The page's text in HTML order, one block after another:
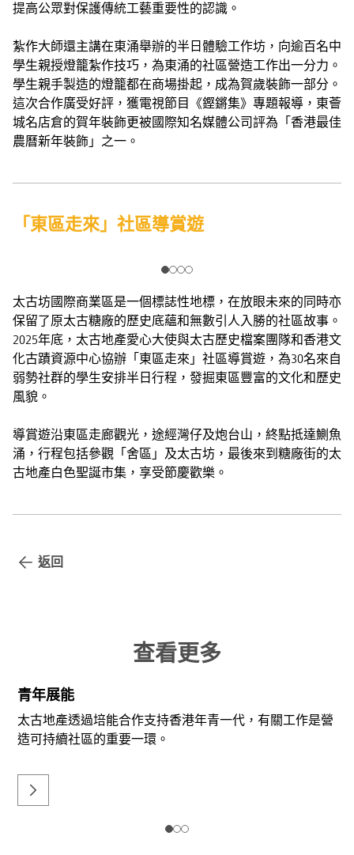
提高公眾對保護傳統工藝重要性的認識。
紮作大師還主講在東涌舉辦的半日體驗工作坊，向逾百名中
學生親授燈籠紮作技巧，為東涌的社區營造工作出一分力。
學生親手製造的燈籠都在商場掛起，成為賀歲裝飾一部分。
這次合作廣受好評，獲電視節目《鏗鏘集》專題報導，東薈
城名店倉的賀年裝飾更被國際知名媒體公司評為「香港最佳
農曆新年裝飾」之一。
「東區走來」社區導賞遊
太古坊國際商業區是一個標誌性地標，在放眼未來的同時亦
保留了原太古糖廠的歷史底蘊和無數引人入勝的社區故事。
2025年底，太古地產愛心大使與太古歷史檔案團隊和香港文
化古蹟資源中心協辦「東區走來」社區導賞遊，為30名來自
弱勢社群的學生安排半日行程，發掘東區豐富的文化和歷史
風貌。
導賞遊沿東區走廊觀光，途經灣仔及炮台山，終點抵達鰂魚
涌，行程包括參觀「舍區」及太古坊，最後來到糖廠街的太
古地產白色聖誕市集，享受節慶歡樂。
返回
查看更多
青年展能
太古地產透過培能合作支持香港年青一代，有關工作是營
造可持續社區的重要一環。